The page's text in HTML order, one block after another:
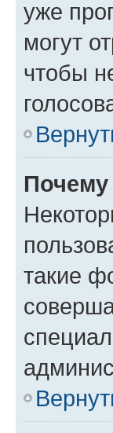
уже
могут
чтобы
такие